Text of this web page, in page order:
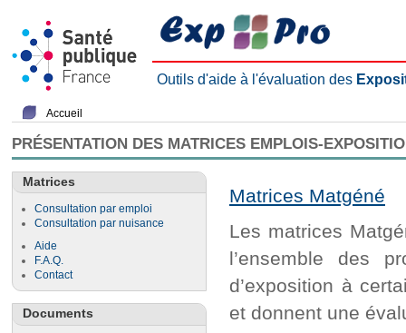
Outils d'aide à l'évaluation des
Accueil
PRÉSENTATION DES MATRICES EMPLOIS-
Matrices
Consultation par emploi
Consultation par nuisance
Aide
F.A.Q.
Contact
Documents
Matrices Matgéné
Les matrices
l’ensemble des
d’exposition à
et donnent une